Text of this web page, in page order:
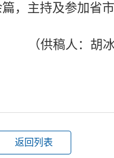
，主持及参加省
（供稿人 ： 胡
返回列表